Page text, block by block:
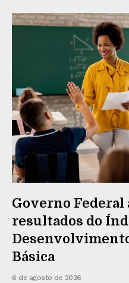
Governo Federal
resultados do
Básica
6 de agosto de 2026